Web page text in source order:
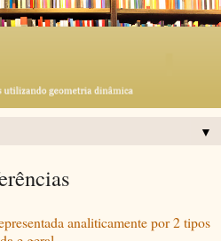
▼
analiticamente por 2 tipos